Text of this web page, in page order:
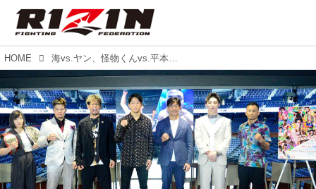
HOME 海vs.ヤン、怪物くんvs.平本含む13カード発表！湘南美容クリニック presents RIZIN.36 対戦カード発表記者会見